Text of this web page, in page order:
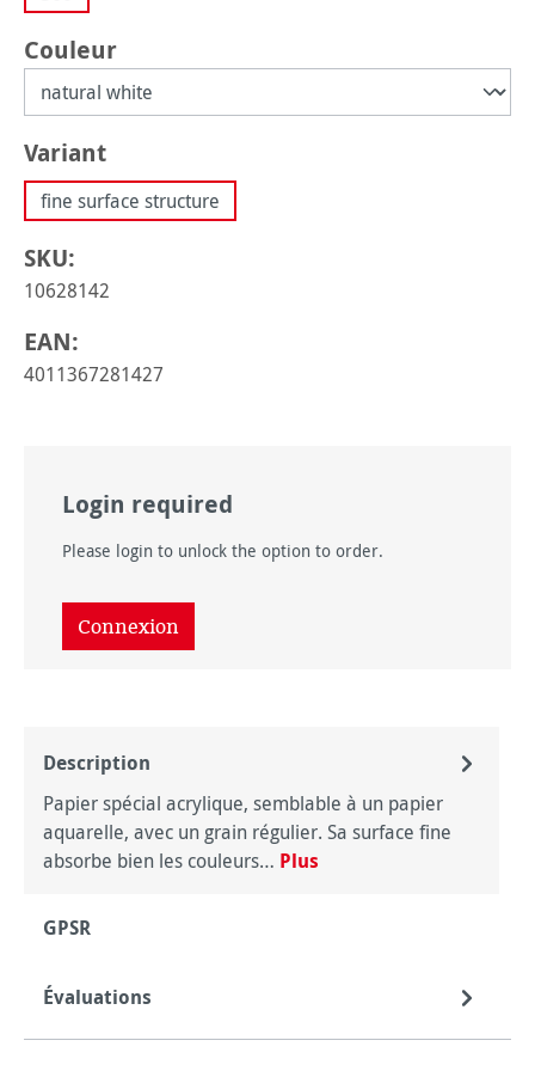
Sélectionnez
Couleur
Sélectionnez
Variant
fine surface structure
SKU:
10628142
EAN:
4011367281427
Login required
Please login to unlock the option to order.
Connexion
Description
Papier spécial acrylique, semblable à un papier
aquarelle, avec un grain régulier. Sa surface fine
absorbe bien les couleurs… Plus
GPSR
Évaluations